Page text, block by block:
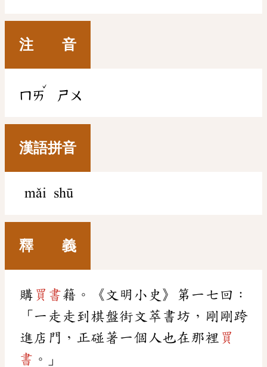
注 音
ㄇㄞ
ˇ
ㄕㄨ
漢語拼音
mǎi shū
釋 義
購 買書籍。《文明小史》第一七回：
「一走走到棋盤街文萃書坊，剛剛跨
進店門，正碰著一個人也在那裡 買
書 。」